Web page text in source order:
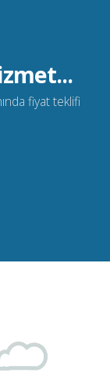
fiyat teklifi